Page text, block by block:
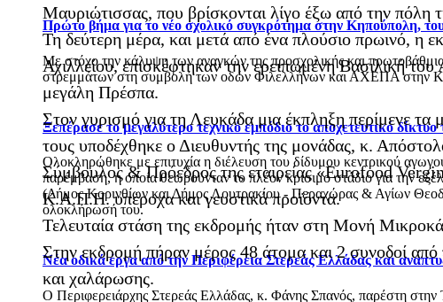
Πρώτο βήμα για το νέο σχολικό συγκρότημα στην Κηπούπολη,
Με στόχο την κάλυψη των αναγκών της προσχολικής και
στρεμμάτων στη συμβολή των οδών Φιλελλήνων και ΑΧΕΠΑ στην
Ξεπέρασε το μεγαλύτερο τεχνικό εμπόδιο το αποχετευτικό
Ολοκληρώθηκε με επιτυχία η διέλευση του δίδυμου κεντρικού
παρέμβαση, η οποία θεωρούνταν το πλέον κρίσιμο στάδιο για την
(Δήμος Κορινθίων και Δήμος Λουτρακίου - Περαχώρας & Αγίων
ολοκλήρωσή του.
Νέα οδικά έργα από την Περιφέρεια Στερεάς Ελλάδας και
Ο Περιφερειάρχης Στερεάς Ελλάδας, κ. Φάνης Σπανός, παρέστη
Μαυριώτισσας, που βρίσκονται λίγο έξω από την πόλη
Τη δεύτερη μέρα, και μετά από ένα πλούσιο πρωινό, η
Αχιλλείου, επισκέφτηκαν την ερειπωμένη Βασιλική
μεγάλη Πρέσπα.
Στον γυρισμό για τη Λευκάδα μια έκπληξη περίμενε
τους υποδέχθηκε ο Διευθυντής της μονάδας, κ.
Σύμβουλος & Πρόεδρος της εταιρείας «Eurofood
Κ.Α.Π.Η. υπέροχα και γευστικά προϊόντα.
Τελευταία στάση της εκδρομής ήταν στη Μονή
Στην εκδρομή πήραν μέρος 48 άτομα και 2 συνοδοί από
και χαλάρωσης.